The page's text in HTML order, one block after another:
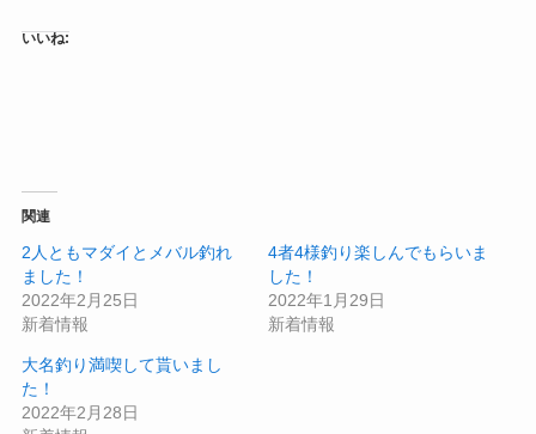
いいね:
関連
2人ともマダイとメバル釣れ
ました！
2022年2月25日
新着情報
4者4様釣り楽しんでもらいま
した！
2022年1月29日
新着情報
大名釣り満喫して貰いまし
た！
2022年2月28日